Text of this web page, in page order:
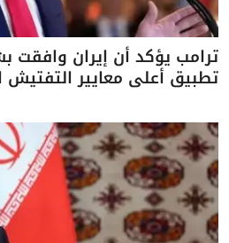
ترامب يؤكد أن إيران
تطبيق أعلى معايير التفتيش